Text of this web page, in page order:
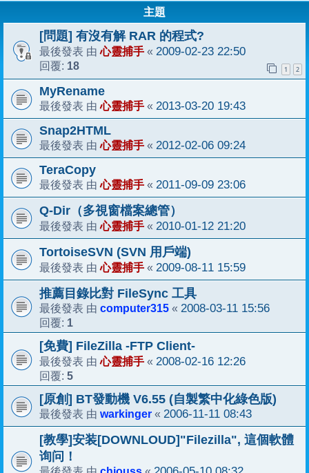
主題
[問題] 有沒有解 RAR 的程式?
最後發表 由心靈捕手 « 2009-02-23 22:50
回覆: 18 1 2
MyRename
最後發表 由心靈捕手 « 2013-03-20 19:43
Snap2HTML
最後發表 由心靈捕手 « 2012-02-06 09:24
TeraCopy
最後發表 由心靈捕手 « 2011-09-09 23:06
Q-Dir（多視窗檔案總管）
最後發表 由心靈捕手 « 2010-01-12 21:20
TortoiseSVN (SVN 用戶端)
最後發表 由心靈捕手 « 2009-08-11 15:59
推薦目錄比對 FileSync 工具
最後發表 由 computer315 « 2008-03-11 15:56
回覆: 1
[免費] FileZilla -FTP Client-
最後發表 由心靈捕手 « 2008-02-16 12:26
回覆: 5
[原創] BT發動機 V6.55 (自製繁中化綠色版)
最後發表 由 warkinger « 2006-11-11 08:43
[教學]安装[DOWNLOUD]"Filezilla", 這個軟體
询问！